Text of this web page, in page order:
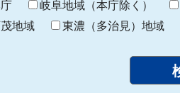
わ
り
岐阜地域（本庁除く）
地域
東濃（多治見）地域